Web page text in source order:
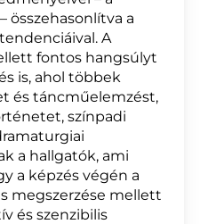
összehasonlítva a
A
fontos hangsúlyt
is, ahol többek
és táncműelemzést,
színpadi
a hallgatók, ami
a képzés végén a
megszerzése mellett
és szenzibilis